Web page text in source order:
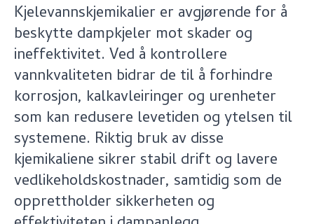
Kjelevannskjemikalier er avgjørende for å
beskytte dampkjeler mot skader og
ineffektivitet. Ved å kontrollere
vannkvaliteten bidrar de til å forhindre
korrosjon, kalkavleiringer og urenheter
som kan redusere levetiden og ytelsen til
systemene. Riktig bruk av disse
kjemikaliene sikrer stabil drift og lavere
vedlikeholdskostnader, samtidig som de
opprettholder sikkerheten og